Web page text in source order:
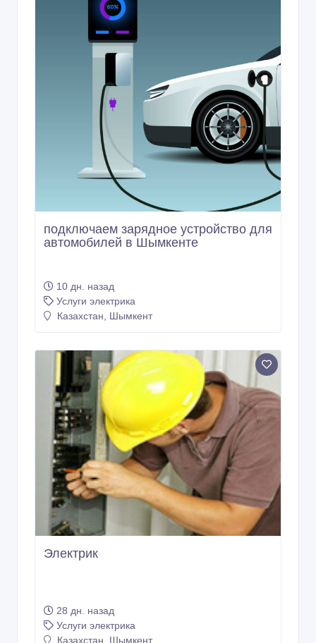
подключаем зарядное устройство для
автомобилей в Шымкенте
10 дн. назад
Услуги электрика
Казахстан, Шымкент
Электрик
28 дн. назад
Услуги электрика
Казахстан, Шымкент